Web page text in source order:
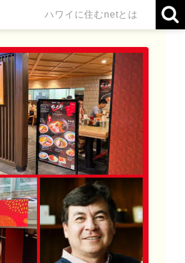
ハワイに住むnetとは